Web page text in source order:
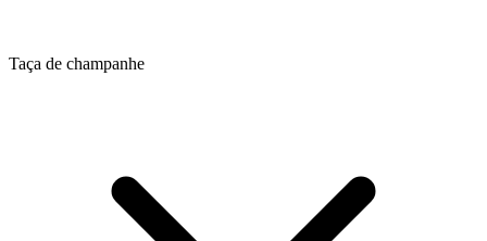
Taça de champanhe